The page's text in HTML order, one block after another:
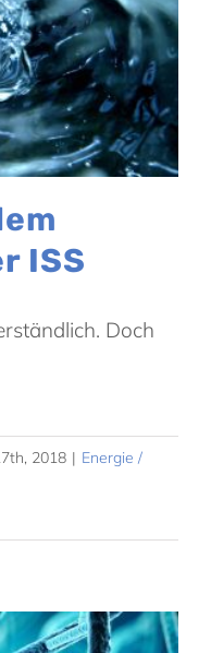
ISS
Doch
2018 | Energie /